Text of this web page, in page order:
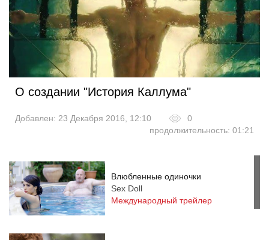
О создании "История Каллума"
Добавлен: 23 Декабря 2016, 12:10
0
продолжительность: 01:21
Влюбленные одиночки
Sex Doll
Международный трейлер